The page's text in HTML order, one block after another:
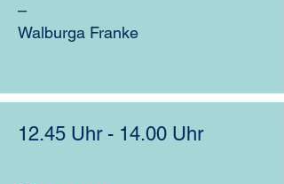
–
Walburga Franke
12.45 Uhr - 14.00 Uhr